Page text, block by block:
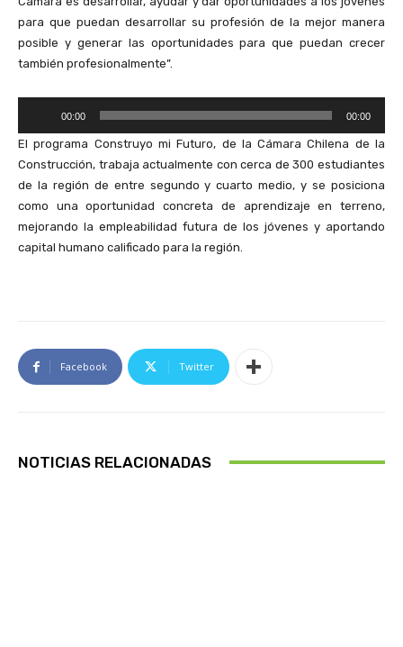
d
i
o
para que puedan desarrollar su profesión de la mejor manera
posible y generar las oportunidades para que puedan crecer
también profesionalmente”.
p
r
o
d
u
c
e
A
o
00:00 00:00
El programa Construyo mi Futuro, de la Cámara Chilena de la
Construcción, trabaja actualmente con cerca de 300 estudiantes
de la región de entre segundo y cuarto medio, y se posiciona
como una oportunidad concreta de aprendizaje en terreno,
mejorando la empleabilidad futura de los jóvenes y aportando
capital humano calificado para la región.
Facebook Twitter
NOTICIAS RELACIONADAS